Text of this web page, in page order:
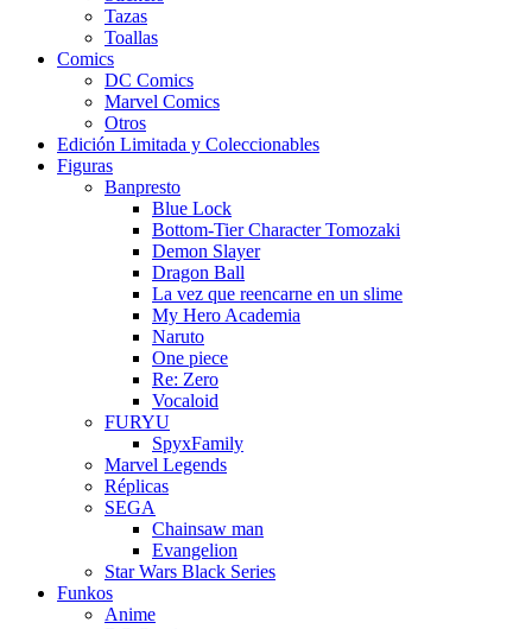
Tazas
Toallas
Comics
DC Comics
Marvel Comics
Otros
Edición Limitada y Coleccionables
Figuras
Banpresto
Blue Lock
Bottom-Tier Character Tomozaki
Demon Slayer
Dragon Ball
La vez que reencarne en un slime
My Hero Academia
Naruto
One piece
Re: Zero
Vocaloid
FURYU
SpyxFamily
Marvel Legends
Réplicas
SEGA
Chainsaw man
Evangelion
Star Wars Black Series
Funkos
Anime